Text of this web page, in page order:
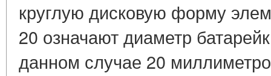
круглую дисковую форму
20 означают диаметр
данном случае 20